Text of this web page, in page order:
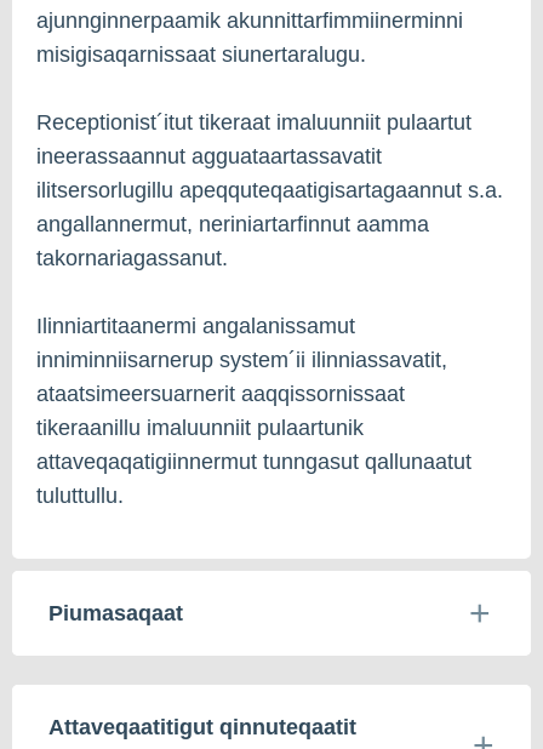
ajunnginnerpaamik akunnittarfimmiinerminni
misigisaqarnissaat siunertaralugu.
Receptionist´itut tikeraat imaluunniit pulaartut
ineerassaannut agguataartassavatit
ilitsersorlugillu apeqquteqaatigisartagaannut s.a.
angallannermut, neriniartarfinnut aamma
takornariagassanut.
Ilinniartitaanermi angalanissamut
inniminniisarnerup system´ii ilinniassavatit,
ataatsimeersuarnerit aaqqissornissaat
tikeraanillu imaluunniit pulaartunik
attaveqaqatigiinnermut tunngasut qallunaatut
tuluttullu.
Piumasaqaat
Attaveqaatitigut qinnuteqaatit